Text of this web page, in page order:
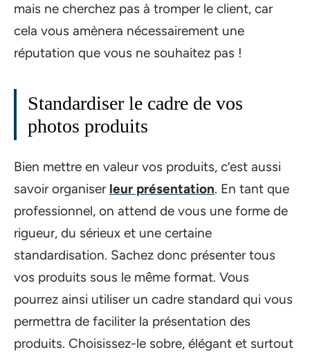
mais ne cherchez pas à tromper le client, car
cela vous amènera nécessairement une
réputation que vous ne souhaitez pas !
Standardiser le cadre de vos
photos produits
Bien mettre en valeur vos produits, c’est aussi
savoir organiser leur présentation. En tant que
professionnel, on attend de vous une forme de
rigueur, du sérieux et une certaine
standardisation. Sachez donc présenter tous
vos produits sous le même format. Vous
pourrez ainsi utiliser un cadre standard qui vous
permettra de faciliter la présentation des
produits. Choisissez-le sobre, élégant et surtout